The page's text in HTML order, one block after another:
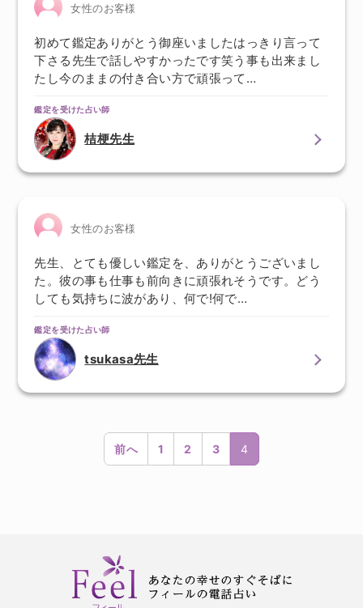
女性のお客様
初めて鑑定ありがとう御座いましたはっきり言って
下さる先生で話しやすかったです笑う事も出来まし
たし今のままの付き合い方で頑張って…
鑑定を受けた占い師
桔梗先生
女性のお客様
先生、とても優しい鑑定を、ありがとうございまし
た。彼の事も仕事も前向きに頑張れそうです。どう
しても気持ちに波があり、何で!何で…
鑑定を受けた占い師
tsukasa先生
前へ 1 2 3 4